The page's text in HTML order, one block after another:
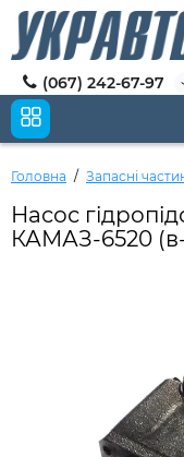
(067) 242-67-97
Головна Запасні
Насос
КАМАЗ-6520 (в-